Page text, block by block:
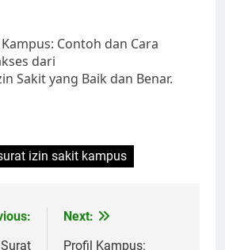
Contoh dan Cara
dari
Sakit yang Baik dan Benar.
izin sakit kampus
Next:
Profil Kampus: